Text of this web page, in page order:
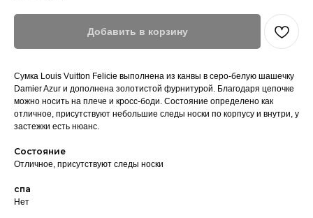
Добавить в корзину
Сумка Louis Vuitton Felicie выполнена из канвы в серо-белую шашечку
Damier Azur и дополнена золотистой фурнитурой. Благодаря цепочке
можно носить на плече и кросс-боди. Состояние определено как
отличное, присутствуют небольшие следы носки по корпусу и внутри, у
застежки есть нюанс.
Состояние
Отличное, присутствуют следы носки
спа
Нет